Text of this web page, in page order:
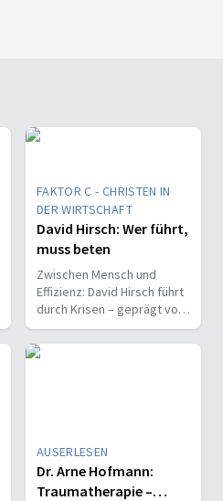
FAKTOR C - CHRISTEN IN
DER WIRTSCHAFT
David Hirsch: Wer führt,
muss beten
Zwischen Mensch und
Effizienz: David Hirsch führt
durch Krisen – geprägt von
Glauben, Verantwortung
und der Überzeugung:
Beten gehört dazu.
AUSERLESEN
Dr. Arne Hofmann:
Traumatherapie –